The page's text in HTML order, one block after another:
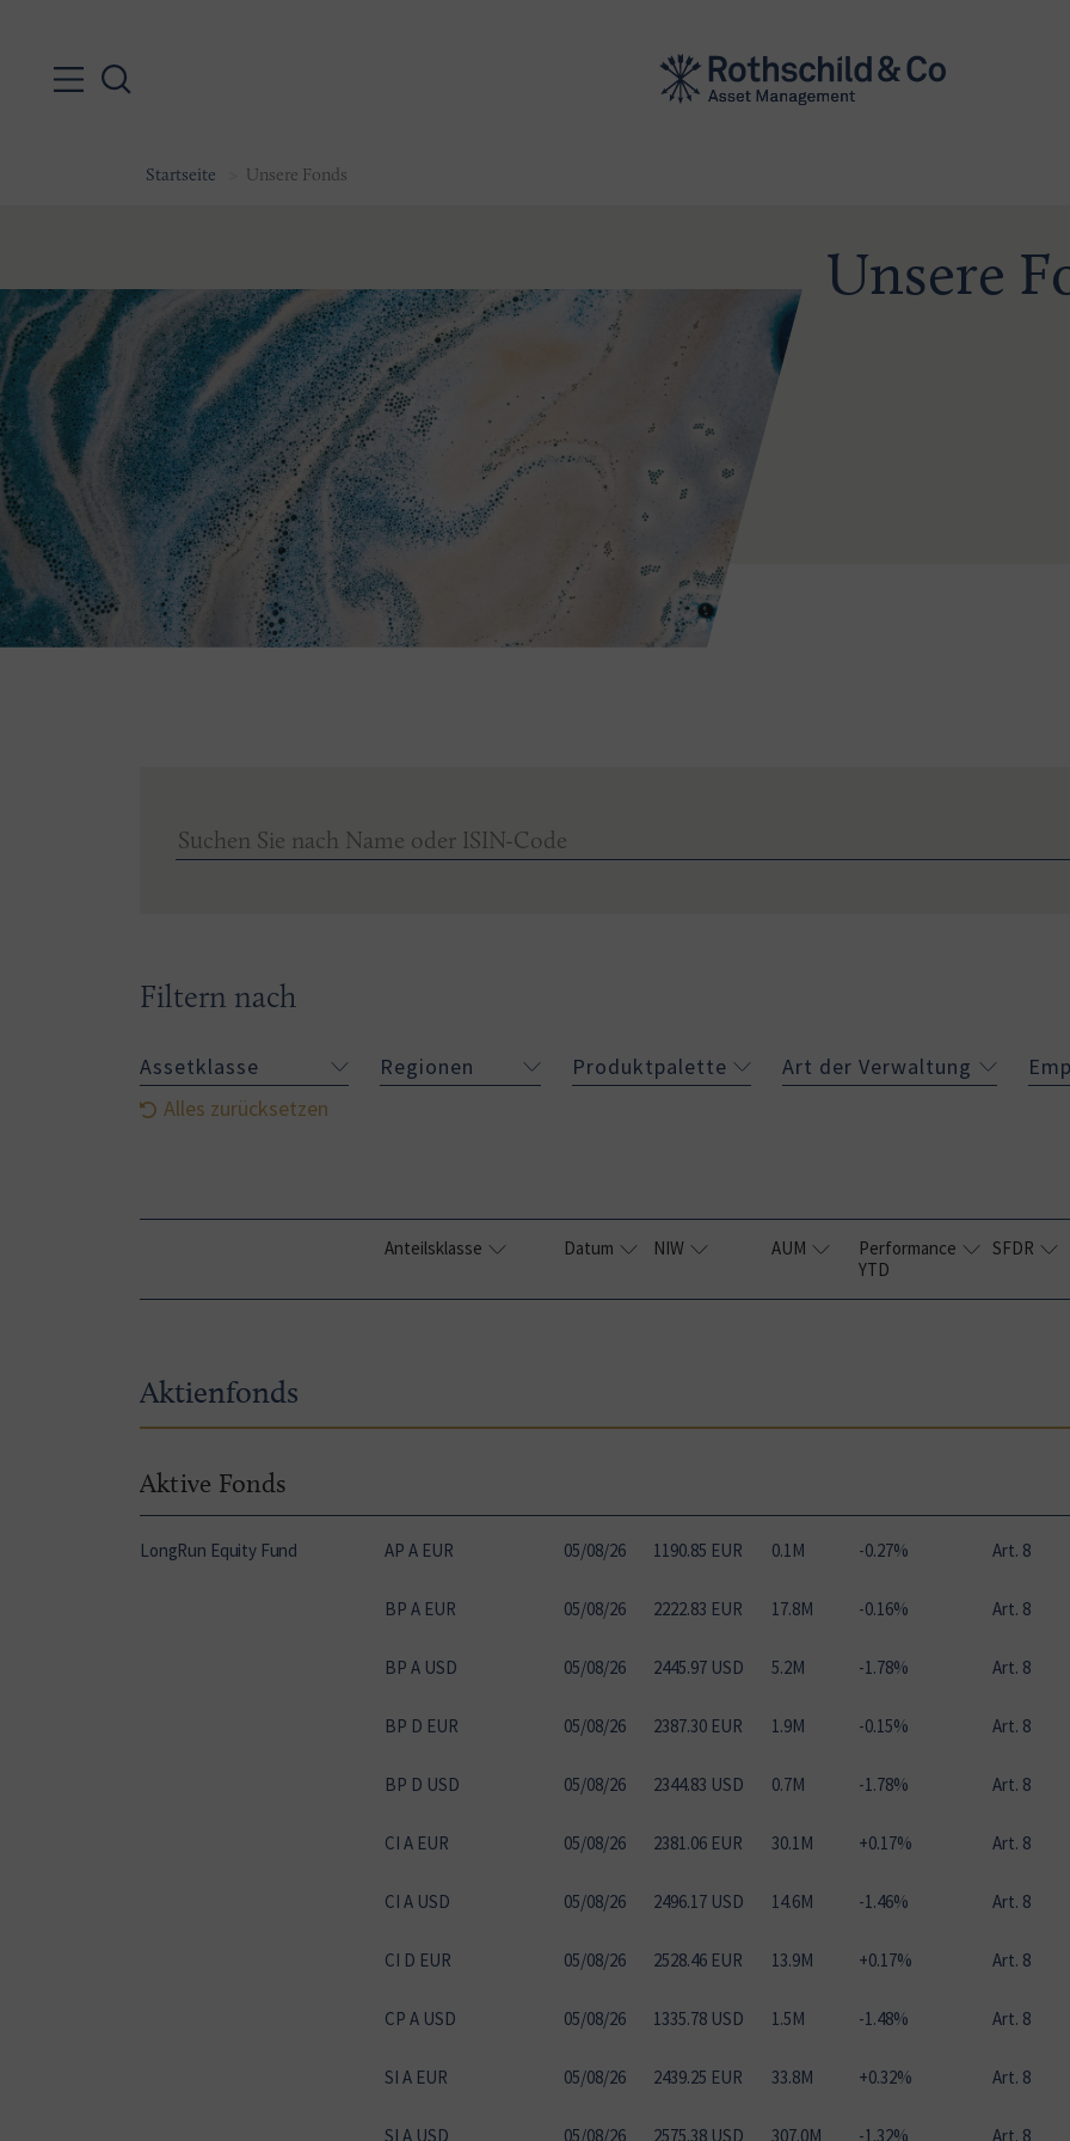
Startseite Unsere Fonds
Unsere
Filtern nach
Assetklasse Regionen Produktpalette Art der Verwaltung
Alles zurücksetzen
Anteilsklasse Datum NIW AUM
Performance
YTD
SFDR
Aktienfonds
Aktive Fonds
LongRun Equity Fund AP A EUR 05/08/26 1190.85 EUR 0.1M -0.27% Art. 8
BP A EUR 05/08/26 2222.83 EUR 17.8M -0.16% Art. 8
BP A USD 05/08/26 2445.97 USD 5.2M -1.78% Art. 8
BP D EUR 05/08/26 2387.30 EUR 1.9M -0.15% Art. 8
BP D USD 05/08/26 2344.83 USD 0.7M -1.78% Art. 8
CI A EUR 05/08/26 2381.06 EUR 30.1M +0.17% Art. 8
CI A USD 05/08/26 2496.17 USD 14.6M -1.46% Art. 8
CI D EUR 05/08/26 2528.46 EUR 13.9M +0.17% Art. 8
CP A USD 05/08/26 1335.78 USD 1.5M -1.48% Art. 8
SI A EUR 05/08/26 2439.25 EUR 33.8M +0.32% Art. 8
SI A USD 05/08/26 2575.38 USD 307.0M -1.32% Art. 8